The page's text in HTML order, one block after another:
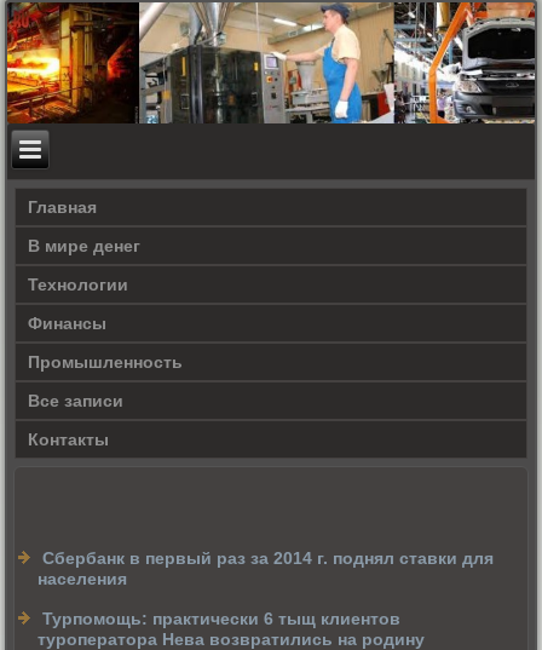
Главная
В мире денег
Технологии
Финансы
Промышленность
Все записи
Контакты
Сбербанк в первый раз за 2014 г. поднял ставки для
населения
Турпомощь: практически 6 тыщ клиентов
туроператора Нева возвратились на родину